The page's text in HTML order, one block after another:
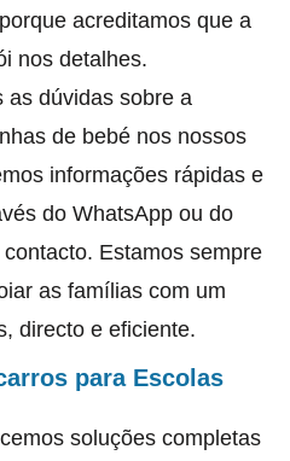
acreditamos que a
nos detalhes.
as dúvidas sobre a
de bebé nos nossos
informações rápidas e
do WhatsApp ou do
Estamos sempre
as famílias com um
directo e eficiente.
para Escolas
soluções completas